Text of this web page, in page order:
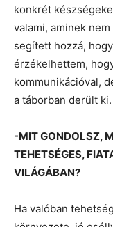
konkrét
valami, aminek
segített hozzá,
érzékelhettem,
kommunikációval,
a táborban derült ki.
-MIT GONDOLSZ,
TEHETSÉGES,
VILÁGÁBAN?
Ha valóban